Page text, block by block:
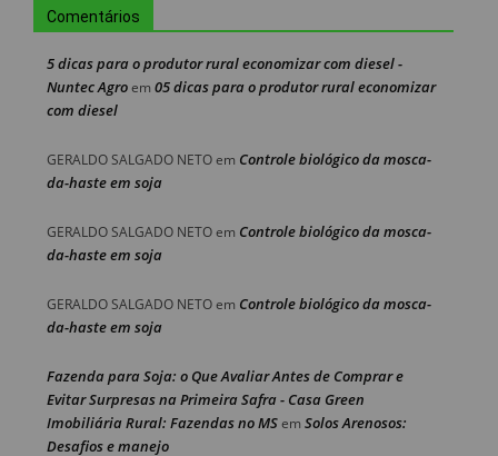
Comentários
5 dicas para o produtor rural economizar com diesel -
Nuntec Agroem 05 dicas para o produtor rural economizar
com diesel
GERALDO SALGADO NETOem Controle biológico da mosca-
da-haste em soja
GERALDO SALGADO NETOem Controle biológico da mosca-
da-haste em soja
GERALDO SALGADO NETOem Controle biológico da mosca-
da-haste em soja
Fazenda para Soja: o Que Avaliar Antes de Comprar e
Evitar Surpresas na Primeira Safra - Casa Green
Imobiliária Rural: Fazendas no MSem Solos Arenosos:
Desafios e manejo